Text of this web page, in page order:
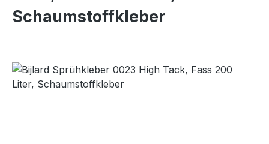
Schaumstoffkleber
Bildergalerie überspringen